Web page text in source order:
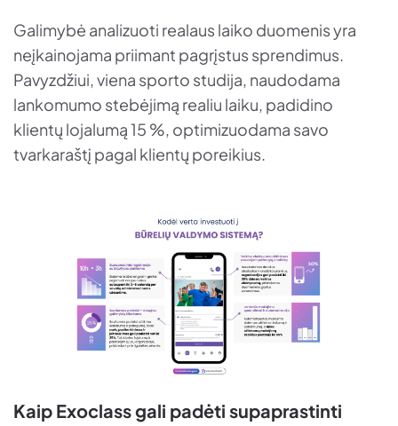
Galimybė analizuoti realaus laiko duomenis yra
neįkainojama priimant pagrįstus sprendimus.
Pavyzdžiui, viena sporto studija, naudodama
lankomumo stebėjimą realiu laiku, padidino
klientų lojalumą 15 %, optimizuodama savo
tvarkaraštį pagal klientų poreikius.
Kaip Exoclass gali padėti supaprastinti